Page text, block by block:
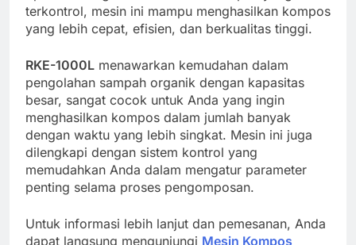
terkontrol, mesin ini mampu menghasilkan kompos
yang lebih cepat, efisien, dan berkualitas tinggi.
RKE-1000L menawarkan kemudahan dalam
pengolahan sampah organik dengan kapasitas
besar, sangat cocok untuk Anda yang ingin
menghasilkan kompos dalam jumlah banyak
dengan waktu yang lebih singkat. Mesin ini juga
dilengkapi dengan sistem kontrol yang
memudahkan Anda dalam mengatur parameter
penting selama proses pengomposan.
Untuk informasi lebih lanjut dan pemesanan, Anda
dapat langsung mengunjungi Mesin Kompos